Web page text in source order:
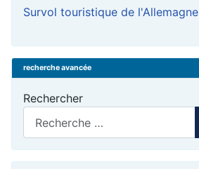
Survol touristique de l'Allemagne
recherche avancée
Rechercher